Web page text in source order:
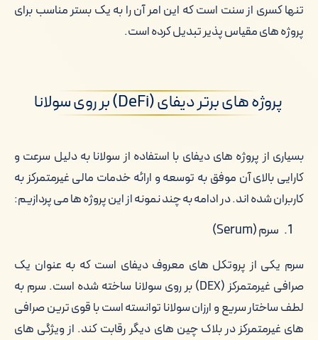
تنها کسری از سنت است که این امر آن را به یک بستر مناسب برای
پروژه های مقیاس پذیر تبدیل کرده است.
پروژه های برتر دیفای (DeFi) بر روی سولانا
بسیاری از پروژه های دیفای با استفاده از سولانا به دلیل سرعت و
کارایی بالای آن موفق به توسعه و ارائه خدمات مالی غیرمتمرکز به
کاربران شده اند. در ادامه به چند نمونه از این پروژه ها می پردازیم:
سرم (Serum)
سرم یکی از پروتکل های معروف دیفای است که به عنوان یک
صرافی غیرمتمرکز (DEX) بر روی سولانا ساخته شده است. سرم به
لطف ساختار سریع و ارزان سولانا توانسته است با قوی ترین صرافی
های غیرمتمرکز در بلاک چین های دیگر رقابت کند. از ویژگی های